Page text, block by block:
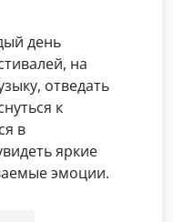
день
на
отведать
к
в
яркие
эмоции.